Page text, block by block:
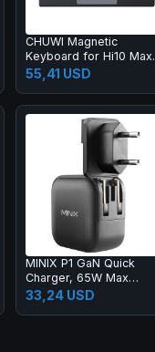
CHUWI Magnetic
Keyboard for Hi10 Max
Laptop
55,41 USD
MINIX P1 GaN Quick
Charger, 65W Max
Output, 2*USB-C,
1*USB-A
33,24 USD